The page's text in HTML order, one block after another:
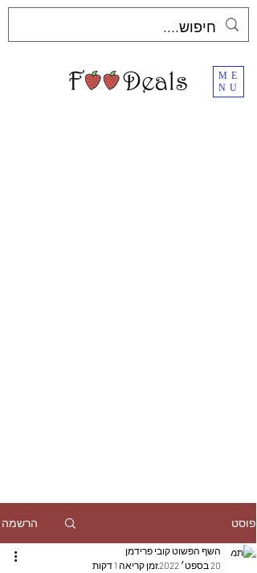
ME
NU
פוסט הרשמה
השף הפשוט קובי פרידמן
20 בספט׳ 2022
זמן קריאה 1 דקות